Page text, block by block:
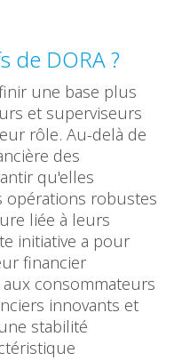
de DORA ?
une base plus
et superviseurs
rôle. Au-delà de
des
qu'elles
opérations robustes
liée à leurs
initiative a pour
financier
consommateurs
innovants et
stabilité